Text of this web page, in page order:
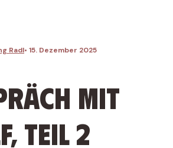
Radl• 15. Dezember 2025
mit
Teil 2